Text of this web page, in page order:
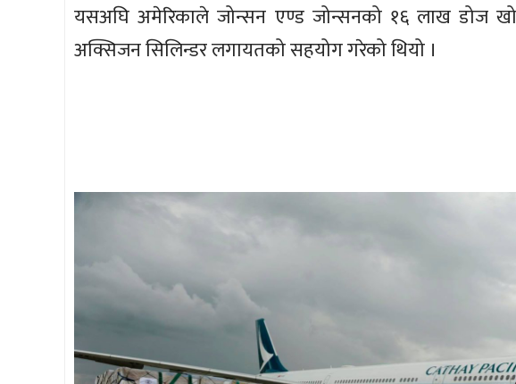
यसअघि अमेरिकाले जोन्सन एण्ड जोन्सनको १६ लाख डोज
अक्सिजन सिलिन्डर लगायतको सहयोग गरेको थियो ।